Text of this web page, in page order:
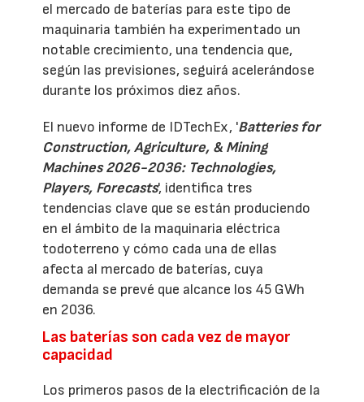
el mercado de baterías para este tipo de
maquinaria también ha experimentado un
notable crecimiento, una tendencia que,
según las previsiones, seguirá acelerándose
durante los próximos diez años.
El nuevo informe de IDTechEx, 'Batteries for
Construction, Agriculture, & Mining
Machines 2026-2036: Technologies,
Players, Forecasts', identifica tres
tendencias clave que se están produciendo
en el ámbito de la maquinaria eléctrica
todoterreno y cómo cada una de ellas
afecta al mercado de baterías, cuya
demanda se prevé que alcance los 45 GWh
en 2036.
Las baterías son cada vez de mayor
capacidad
Los primeros pasos de la electrificación de la